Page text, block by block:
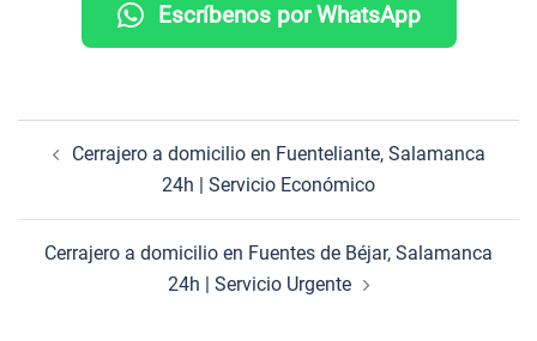
Escríbenos por WhatsApp
Cerrajero a domicilio en Fuenteliante, Salamanca
24h | Servicio Económico
Cerrajero a domicilio en Fuentes de Béjar, Salamanca
24h | Servicio Urgente